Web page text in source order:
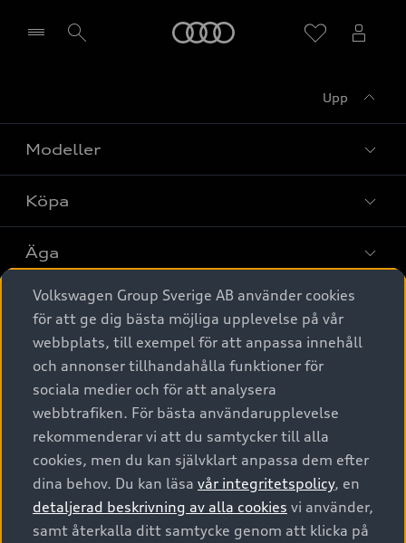
Upp
Modeller
Alla modeller
Elbilar
A6 modellerna
SUV
Avant
Audi Sport
Köpa
Privaterbjudanden
Privatleasing
Nya bilar i lager
Begagnade bilar i lager
Audi approved :plus - så gott som nya
Finansiering
Audi exclusive
Provkörning
Äga
Service & tillbehör
Audi digital services
Originaltillbehör - köp online
Garantier
Försäkring
Digitala manualer för din Audi
Audi Collection – livsstilsartiklar
Tjänstebil
Tjänstebil
Business lease online
Företagsleasing
Om Audi Sverige
Kontakta oss
Audi Återförsäljare/-serviceverkstad
myAudi
© 2026 AUDI SVERIGE. All Rights Reserved.
Utgivare Juridiskt
Juridiskt Audi AG
Volkswagen Group Sverige AB använder cookies
för att ge dig bästa möjliga upplevelse på vår
webbplats, till exempel för att anpassa innehåll
och annonser tillhandahålla funktioner för
sociala medier och för att analysera
webbtrafiken. För bästa användarupplevelse
rekommenderar vi att du samtycker till alla
cookies, men du kan självklart anpassa dem efter
dina behov. Du kan läsa vår integritetspolicy, en
detaljerad beskrivning av alla cookies vi använder,
samt återkalla ditt samtycke genom att klicka på